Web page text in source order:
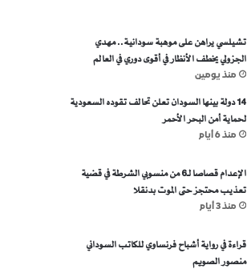
تشيلسي يراهن على موهبة سودانية.. مهدي
الجزولي يخطف الأنظار في أقوى دوري في العالم
منذ يومين
14 دولة بينها السودان تعلن تحالف تقوده السعودية
لحماية أمن البحر الأحمر
منذ 6 أيام
الإعدام قصاصا لـ6 من منسوبي الشرطة في قضية
تعذيب محتجز حتى الموت بدنقلا
منذ 3 أيام
قراءة في رواية أشباح فرنساوي للكاتب السوداني
منصور الصويم